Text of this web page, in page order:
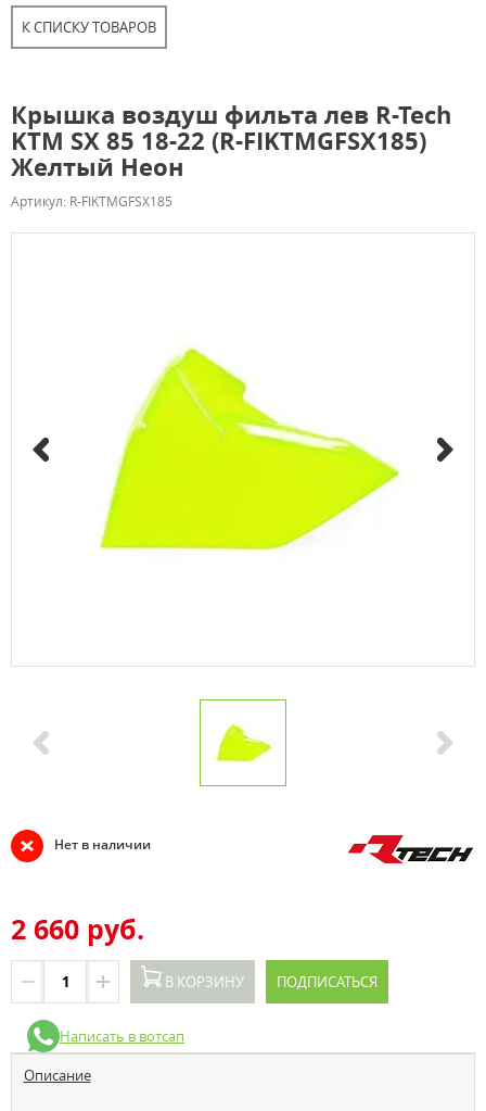
К СПИСКУ ТОВАРОВ
Крышка воздуш фильта лев R-Tech
KTM SX 85 18-22 (R-FIKTMGFSX185)
Желтый Неон
Артикул: R-FIKTMGFSX185
Нет в наличии
2 660 руб.
В КОРЗИНУ ПОДПИСАТЬСЯ
Написать в вотсап
Описание